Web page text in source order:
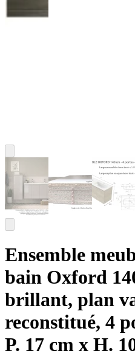
Ensemble
bain Oxford
brillant, plan
reconstitué, 4
P. 17 cm x H.